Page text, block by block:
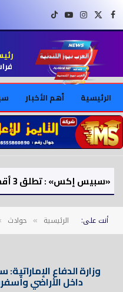
فيسبوكX (Twitter)
إنستغراميوتيوبتيك توك
الرئيسية أهم الأخبار
أنت على: الرئيسية » حوادث
داخل الأراضي وأسفرت عن 3 وفيات